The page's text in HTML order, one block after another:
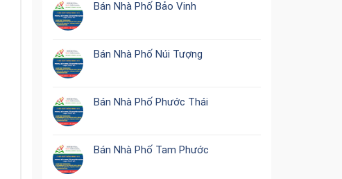
Bán Nhà Phố Bảo Vinh
Bán Nhà Phố Núi Tượng
Bán Nhà Phố Phước Thái
Bán Nhà Phố Tam Phước